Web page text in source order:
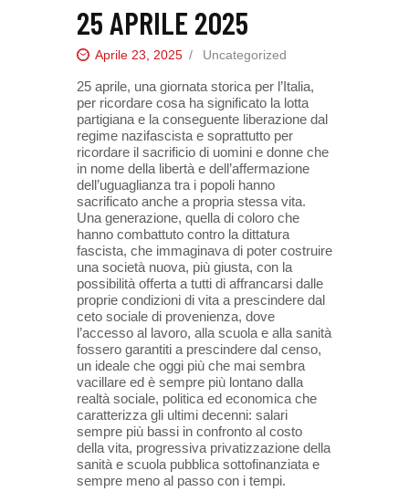
TG CUB
INTERNAZIONALE
RASSEGNA STAMPA
25 APRILE 2025
Aprile 23, 2025 Uncategorized
25 aprile, una giornata storica per l’Italia,
per ricordare cosa ha significato la lotta
partigiana e la conseguente liberazione dal
regime nazifascista e soprattutto per
ricordare il sacrificio di uomini e donne che
in nome della libertà e dell’affermazione
dell’uguaglianza tra i popoli hanno
sacrificato anche a propria stessa vita.
Una generazione, quella di coloro che
hanno combattuto contro la dittatura
fascista, che immaginava di poter costruire
una società nuova, più giusta, con la
possibilità offerta a tutti di affrancarsi dalle
proprie condizioni di vita a prescindere dal
ceto sociale di provenienza, dove
l’accesso al lavoro, alla scuola e alla sanità
fossero garantiti a prescindere dal censo,
un ideale che oggi più che mai sembra
vacillare ed è sempre più lontano dalla
realtà sociale, politica ed economica che
caratterizza gli ultimi decenni: salari
sempre più bassi in confronto al costo
della vita, progressiva privatizzazione della
sanità e scuola pubblica sottofinanziata e
sempre meno al passo con i tempi.